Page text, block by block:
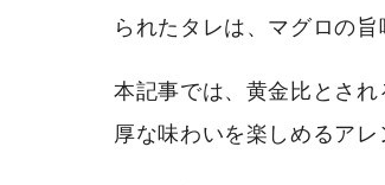
られたタレは、マグロの
本記事では、黄金比とさ
厚な味わいを楽しめるアレ